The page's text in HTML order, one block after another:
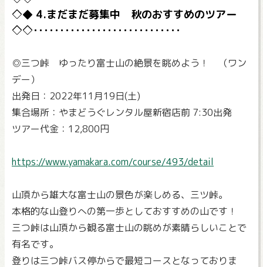
4.まだまだ募集中 秋のおすすめのツアー
◎三つ峠 ゆったり富士山の絶景を眺めよう！ （ワン
デー）
出発日：2022年11月19日(土)
集合場所：やまどうぐレンタル屋新宿店前 7:30出発
ツアー代金：12,800円
https://www.yamakara.com/course/493/detail
山頂から雄大な富士山の景色が楽しめる、三ツ峠。
本格的な山登りへの第一歩としておすすめの山です！
三つ峠は山頂から観る富士山の眺めが素晴らしいことで
有名です。
登りは三つ峠バス停からで最短コースとなっておりま